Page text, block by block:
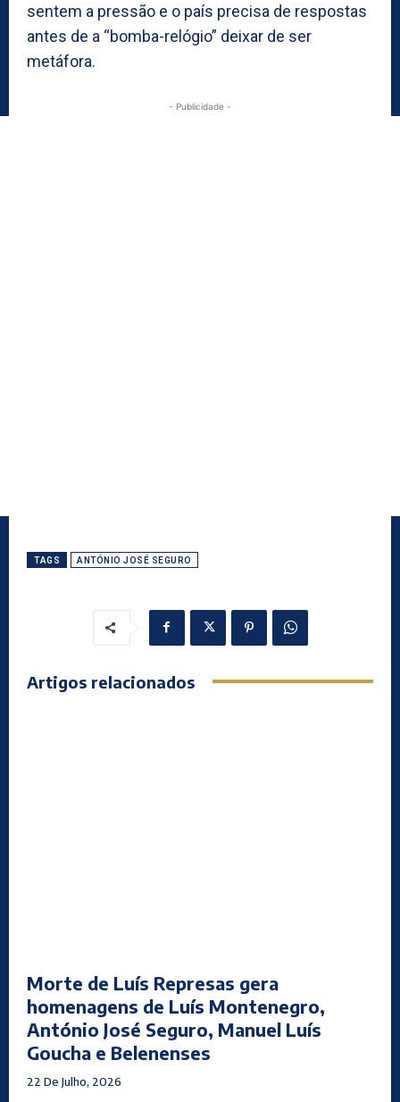
sentem a pressão e o país precisa de respostas
antes de a “bomba-relógio” deixar de ser
metáfora.
- Publicidade -
TAGS ANTÓNIO JOSÉ SEGURO
Artigos relacionados
Morte de Luís Represas gera
homenagens de Luís Montenegro,
António José Seguro, Manuel Luís
Goucha e Belenenses
22 De Julho, 2026